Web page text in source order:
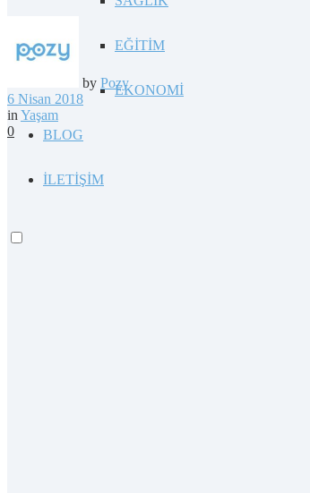
EĞİTİM
EKONOMİ
BLOG
İLETİŞİM
by Pozy
6 Nisan 2018
in Yaşam
0